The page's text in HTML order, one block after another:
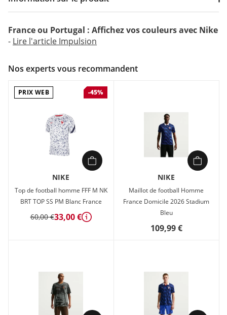
Couleur :Bleu
Composition :100% polyester
Inspirée des maillots de la France dans les années 1960, la
tenue Domicile FFF 2024 célèbre aussi la richesse et la
diversité culturelles du pays. Le grand coq sur la poitrine et
les côtes tricolores rappelant le drapeau français ne laissent
rester au sec La technologie Nike Dri-FIT évacue la
transpiration pour une évaporation plus rapide. Tu restes au
sec et à l'aise. Inspiré de la tenue des pros Issu de notre
collection Stadium, ce modèle replica intègre une technologie
anti-transpirante pour un look inspiré de ton équipe préférée
France ou Portugal : Affichez vos couleurs avec Nike
- Lire l'article Impulsion
Nos experts vous recommandent
PRIX WEB -45%
NIKE
Top de football homme FFF M NK
BRT TOP SS PM Blanc France
60,00 €33,00 € Détails
NIKE
Maillot de football Homme
France Domicile 2026 Stadium
Bleu
109,99 €